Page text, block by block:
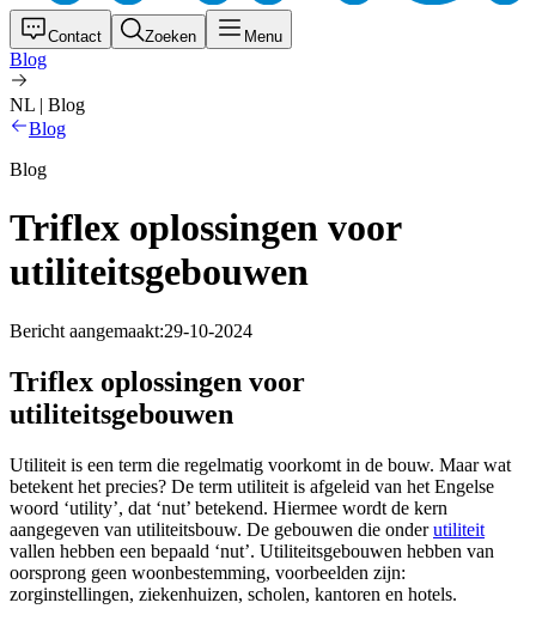
Contact Zoeken Menu
Blog
NL | Blog
Blog
Blog
Triflex oplossingen voor
utiliteitsgebouwen
Bericht aangemaakt:29-10-2024
Triflex oplossingen voor
utiliteitsgebouwen
Utiliteit is een term die regelmatig voorkomt in de bouw. Maar wat
betekent het precies? De term utiliteit is afgeleid van het Engelse
woord ‘utility’, dat ‘nut’ betekend. Hiermee wordt de kern
aangegeven van utiliteitsbouw. De gebouwen die onderutiliteit
vallen hebben een bepaald ‘nut’. Utiliteitsgebouwen hebben van
oorsprong geen woonbestemming, voorbeelden zijn:
zorginstellingen, ziekenhuizen, scholen, kantoren en hotels.